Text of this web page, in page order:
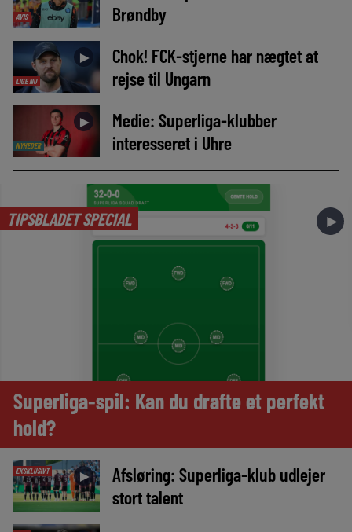
AVIS
Brøndby
LIGE NU
►
Chok! FCK-stjerne har nægtet at
rejse til Ungarn
NYHEDER
►
Medie: Superliga-klubber
interesseret i Uhre
TIPSBLADET SPECIAL ►
Superliga-spil: Kan du drafte et perfekt
hold?
EKSKLUSIVT ►
Afsløring: Superliga-klub udlejer
stort talent